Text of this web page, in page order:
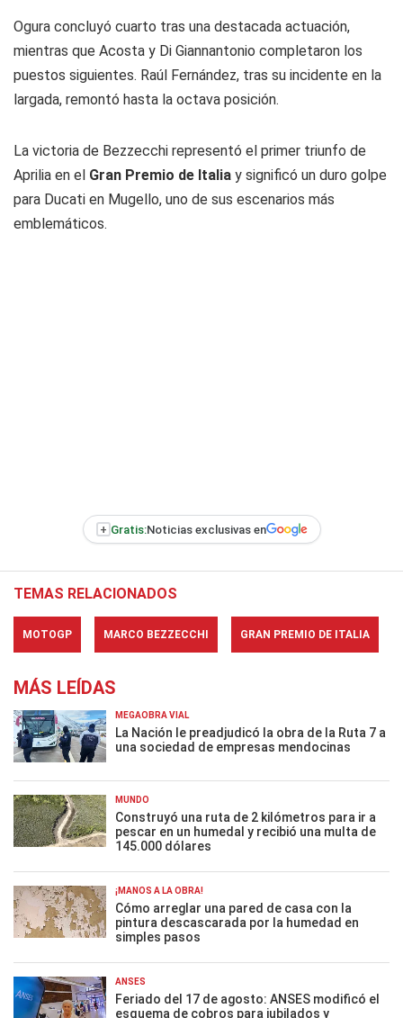
Ogura concluyó cuarto tras una destacada actuación,
mientras que Acosta y Di Giannantonio completaron los
puestos siguientes. Raúl Fernández, tras su incidente en la
largada, remontó hasta la octava posición.
La victoria de Bezzecchi representó el primer triunfo de
Aprilia en el Gran Premio de Italia y significó un duro golpe
para Ducati en Mugello, uno de sus escenarios más
emblemáticos.
+ Gratis:Noticias exclusivas en
TEMAS RELACIONADOS
MOTOGP MARCO BEZZECCHI GRAN PREMIO DE ITALIA
MÁS LEÍDAS
MEGAOBRA VIAL
La Nación le preadjudicó la obra de la Ruta 7 a
una sociedad de empresas mendocinas
MUNDO
Construyó una ruta de 2 kilómetros para ir a
pescar en un humedal y recibió una multa de
145.000 dólares
¡MANOS A LA OBRA!
Cómo arreglar una pared de casa con la
pintura descascarada por la humedad en
simples pasos
ANSES
Feriado del 17 de agosto: ANSES modificó el
esquema de cobros para jubilados y